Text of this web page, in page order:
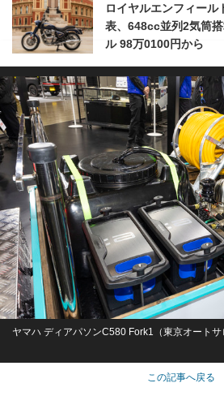
ロイヤルエンフィー
表、648cc並列2気筒
ル 98万0100円から
ヤマハ ディアパソンC580 Fork1（東京オートサ
この記事へ戻る